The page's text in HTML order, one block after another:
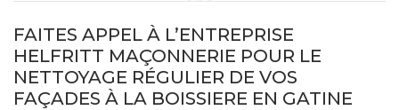
FAITES APPEL À L’ENTREPRISE
HELFRITT MAÇONNERIE POUR LE
NETTOYAGE RÉGULIER DE VOS
FAÇADES À LA BOISSIERE EN GATINE